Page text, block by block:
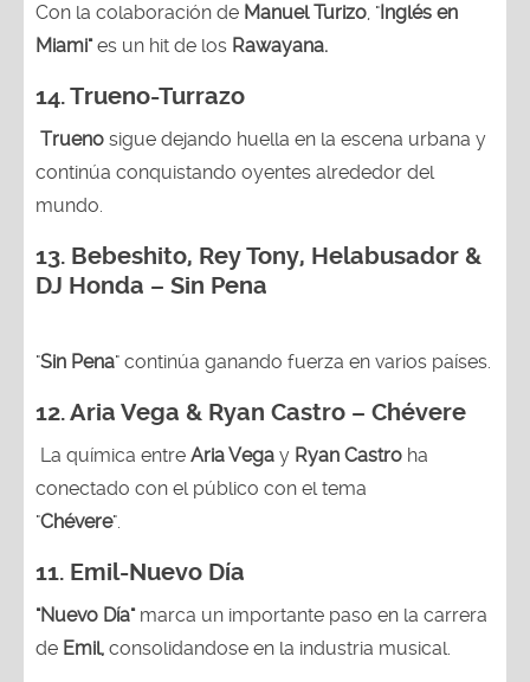
Con la colaboración de Manuel Turizo, " Inglés en
Miami"es un hit de los Rawayana.
14.Trueno-Turrazo
Trueno sigue dejando huella en la escena urbana y
continúa conquistando oyentes alrededor del
mundo.
13. Bebeshito, Rey Tony, Helabusador &
DJ Honda – Sin Pena
"Sin Pena" continúa ganando fuerza en varios países.
12. Aria Vega & Ryan Castro – Chévere
La química entre Aria Vega y Ryan Castro ha
conectado con el público con el tema
"Chévere".
11. Emil-Nuevo Día
"Nuevo Día"marca un importante paso en la carrera
de Emil, consolidandose en la industria musical.